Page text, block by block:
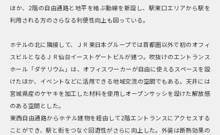
ほか、2階の自由通路と地平を結ぶ動線を新設し、駅東口エリアから駅を
利用される方のさらなる利便性向上も図っている。
ホテルの北に隣接して、ＪＲ東日本グループでは首都圏以外で初のオフィ
スビルとなるＪＲ仙台イーストゲートビルが建つ。吹抜けのエントランス
ホール「ダテリウム」は、オフィスワーカーが自由に使えるスペースを設
けたほか、イベントなどに活用できる地域交流の空間でもある。天井には
宮城県産のケヤキを加工した材料を使用しオープンサッシを設けた解放感
のある空間とした。
東西自由通路からホテル建物を経由して2階エントランスにアクセスする
ことができ、駅と街をつなぐ回遊性がさらに向上した。外装は断熱効果の